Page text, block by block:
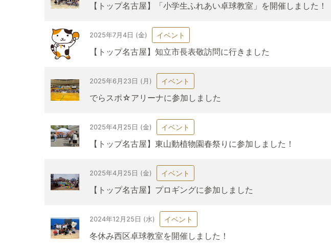
【トップ名古屋】「小学生ふれあい卓球教室」を開催しました！
2025年7月4日 (金) イベント
【トップ名古屋】知立市長表敬訪問に行きました
2025年6月23日 (月) イベント
でらスポ☆アリーナに参加しました
2025年4月25日 (金) イベント
【トップ名古屋】東山動植物園春祭りに参加しました！
2025年4月25日 (金) イベント
【トップ名古屋】プロギングに参加しました
2024年12月25日 (水) イベント
冬休み西区卓球教室を開催しました！